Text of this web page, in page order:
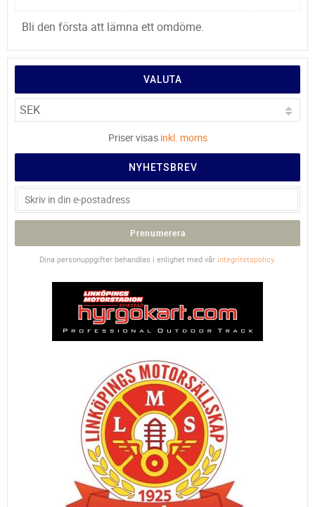
Bli den första att lämna ett omdöme.
VALUTA
Priser visas inkl. moms
NYHETSBREV
Prenumerera
Dina personuppgifter behandlas i enlighet med vår integritetspolicy.